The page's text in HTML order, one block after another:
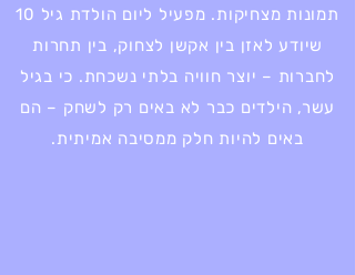
תמונות מצחיקות. מפעיל ליום הולדת גיל 10
שיודע לאזן בין אקשן לצחוק, בין תחרות
לחברות – יוצר חוויה בלתי נשכחת. כי בגיל
עשר, הילדים כבר לא באים רק לשחק – הם
באים להיות חלק ממסיבה אמיתית.